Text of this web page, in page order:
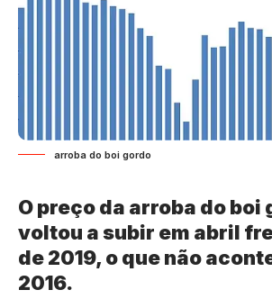
arroba do boi gordo
O preço da arroba do boi
voltou a subir em abril
de 2019, o que não
2016.